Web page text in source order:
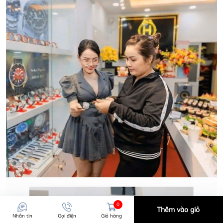
CẢM ƠN QUÝ KHÁCH ĐÃ TIN TƯỞNG VÀ ỦNG HỘ
HWATCH CHUYÊN NHẬP KHẨU và PHÂN PHỐI CÁC
LOẠI ĐỒNG HỒ CHÍNH HÃNG.
CẢM ƠN QUÝ KHÁCH ĐÃ TIN TƯỞNG VÀ ỦNG HỘ
HWATCH CHUYÊN NHẬP KHẨU và PHÂN PHỐI CÁC
LOẠI ĐỒNG HỒ CHÍNH HÃNG.
Nhắn tin Gọi điện
0
Giỏ hàng
Thêm vào giỏ